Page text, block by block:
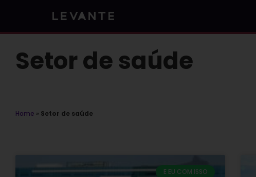
Setor de saúde
Home » Setor de saúde
E EU COM ISSO